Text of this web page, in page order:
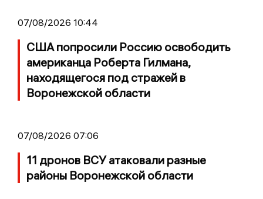
07/08/2026 10:44
США попросили Россию освободить
американца Роберта Гилмана,
находящегося под стражей в
Воронежской области
07/08/2026 07:06
11 дронов ВСУ атаковали разные
районы Воронежской области